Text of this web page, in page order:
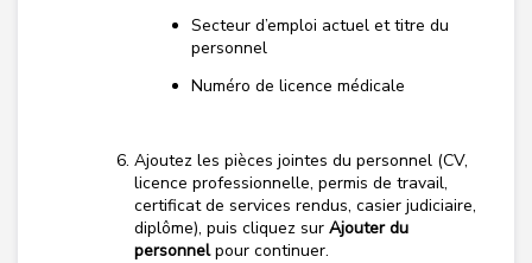
Secteur d’emploi actuel et titre du
personnel
Numéro de licence médicale
Ajoutez les pièces jointes du personnel (CV,
licence professionnelle, permis de travail,
certificat de services rendus, casier judiciaire,
diplôme), puis cliquez sur Ajouter du
personnelpour continuer.